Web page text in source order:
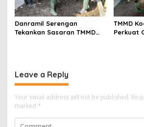
Danramil Serengan
Tekankan Sasaran TMMD
TMMD
Perkuat
Leave a Reply
Your email address will not be published.
marked *